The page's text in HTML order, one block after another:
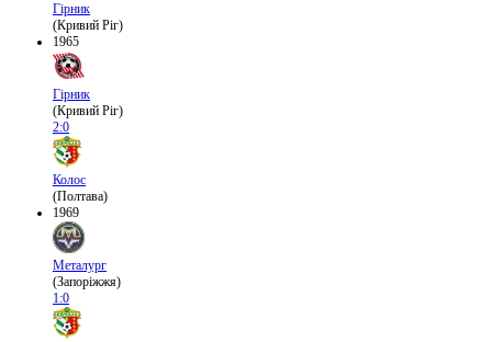
Гірник
(Кривий Ріг)
1965
Гірник
(Кривий Ріг)
2:0
Колос
(Полтава)
1969
Металург
(Запоріжжя)
1:0